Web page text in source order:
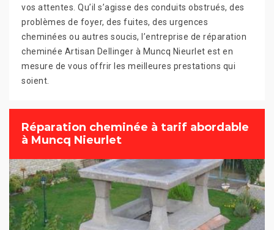
vos attentes. Qu’il s’agisse des conduits obstrués, des
problèmes de foyer, des fuites, des urgences
cheminées ou autres soucis, l’entreprise de réparation
cheminée Artisan Dellinger à Muncq Nieurlet est en
mesure de vous offrir les meilleures prestations qui
soient.
Réparation cheminée à tarif abordable
à Muncq Nieurlet